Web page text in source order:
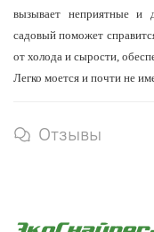
вызывает неприятные и
садовый поможет
от холода и сырости,
Легко моется и почти не
Отзывы